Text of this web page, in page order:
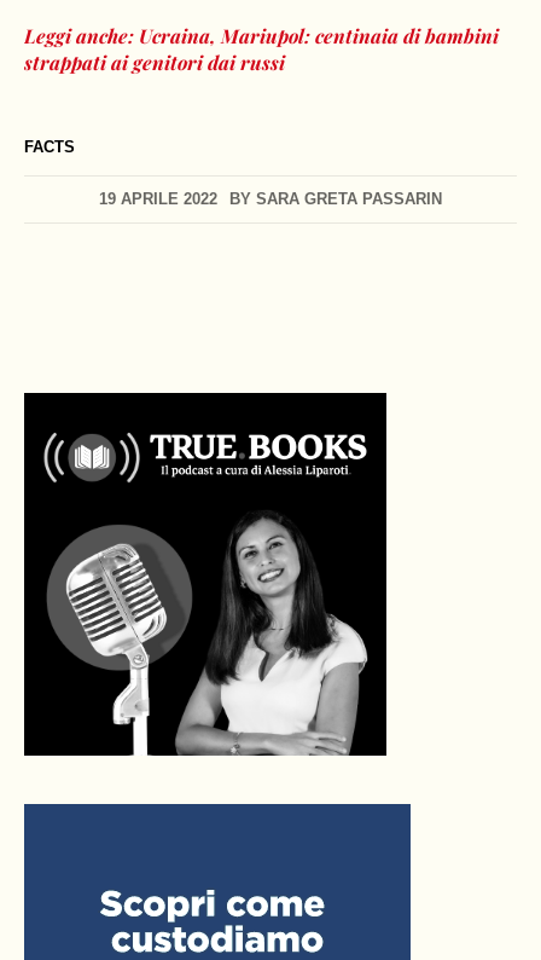
FACTS
19 APRILE 2022 BY SARA GRETA PASSARIN
Leggi anche: Ucraina, Mariupol: centinaia di bambini
strappati ai genitori dai russi